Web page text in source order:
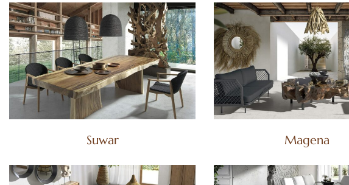
Suwar Magena